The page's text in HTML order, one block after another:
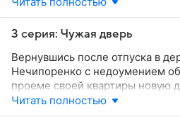
наемный убийца, он же
кандидатура которого была в
ему тем самым Маратом,
и единственный шанс для
срочно уехать из страны.
3 серия: Чужая дверь
Вернувшись после отпуска в
Нечипоренко с недоумением
проеме своей квартиры новую
кто-то предупредительно
ящик. Оправившись от первого
Читать полностью